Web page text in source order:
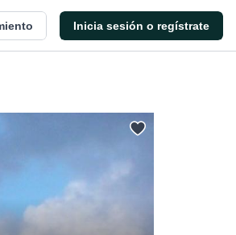
Inicia sesión o regístrate